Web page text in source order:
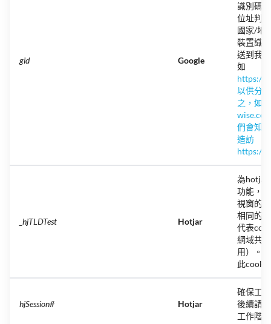
gid Google
識別碼
位址判
國家/地
裝置識
送到我
如
https://
以供分
之，如
們會知
造訪
https://
_hjTLDTest Hotjar
為hotjar
功能，
視窗的
相同的
代表
網域共
用）。
此
hjSession# Hotjar
確保工
後續請
工作階